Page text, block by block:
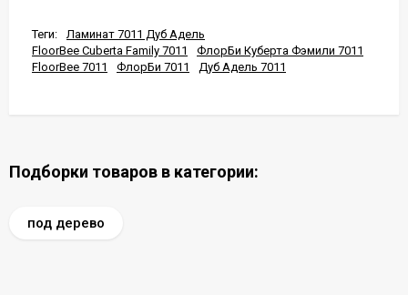
Теги:
Ламинат 7011 Дуб Адель
FloorBee Cuberta Family 7011
ФлорБи Куберта Фэмили 7011
FloorBee 7011
ФлорБи 7011 Дуб Адель 7011
Подборки товаров в категории:
под дерево